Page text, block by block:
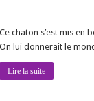
Ce chaton s’est mis en
On lui donnerait le
Lire la suite